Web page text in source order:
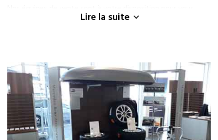
aider dans la recherche d’un nouveau véhicule qu’il soit neuf
Nos spécialistes MERCEDES-BENZ, sont également présents
tout au long de la vie de votre véhicule pour effectuer les
prestations d’entretien nécessaires. Nous mettons notre
savoir-faire à votre disposition via notre service de
carrosserie, réparation et entretien. Nous vendons également
des pièces détachées et des accessoires marque via notre
magasin de pièces de rechange.
Lire la suite